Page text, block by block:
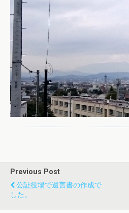
Previous Post
公証役場で遺言書の作成で
した。